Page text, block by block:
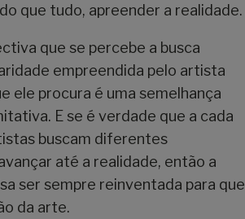
que tudo, apreender a realidade.
que se percebe a busca
empreendida pelo artista
ele procura é uma semelhança
E se é verdade que a cada
buscam diferentes
até a realidade, então a
ser sempre reinventada para que
da arte.